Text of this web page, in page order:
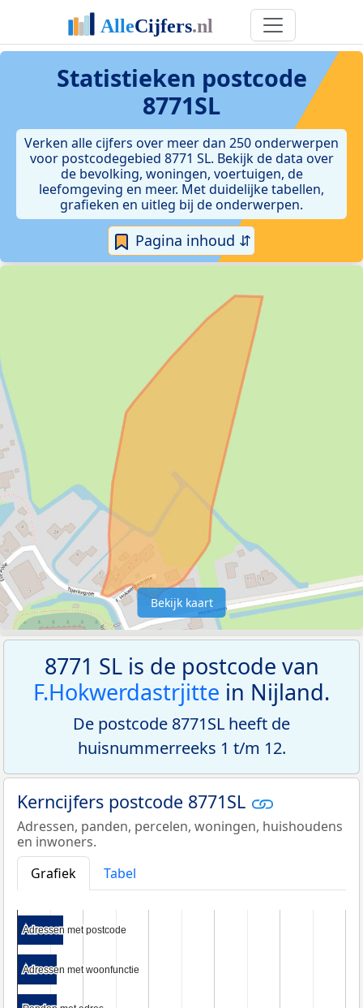
Statistieken postcode
8771SL
Verken alle cijfers over meer dan 250 onderwerpen
voor postcodegebied 8771 SL. Bekijk de data over
de bevolking, woningen, voertuigen, de
leefomgeving en meer. Met duidelijke tabellen,
grafieken en uitleg bij de onderwerpen.
Pagina inhoud ⇵
Bekijk kaart
8771 SL is de postcode van
F.Hokwerdastrjitte in Nijland.
De postcode 8771SL heeft de
huisnummerreeks 1 t/m 12.
Kerncijfers postcode 8771SL
Adressen, panden, percelen, woningen, huishoudens
en inwoners.
Grafiek
Tabel
Adressen met postcode
Adressen met postcode
Adressen met woonfunctie
Adressen met woonfunctie